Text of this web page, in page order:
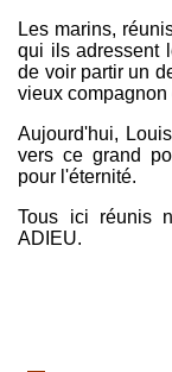
Les marins,
qui ils adressent
de voir partir un
vieux compagnon
Aujourd'hui,
vers ce grand
pour l'éternité.
Tous ici réunis
ADIEU.